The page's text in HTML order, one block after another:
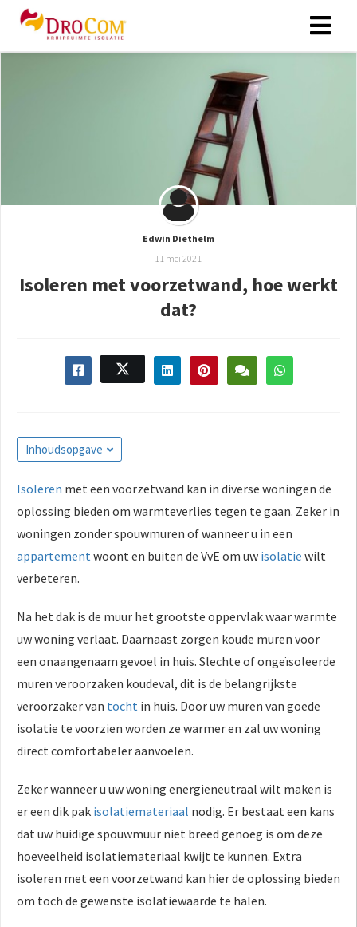
Edwin Diethelm
11 mei 2021
Isoleren met voorzetwand, hoe werkt
dat?
Inhoudsopgave
Isoleren met een voorzetwand kan in diverse woningen de
oplossing bieden om warmteverlies tegen te gaan. Zeker in
woningen zonder spouwmuren of wanneer u in een
appartementwoont en buiten de VvE om uw isolatie wilt
verbeteren.
Na het dak is de muur het grootste oppervlak waar warmte
uw woning verlaat. Daarnaast zorgen koude muren voor
een onaangenaam gevoel in huis. Slechte of ongeïsoleerde
muren veroorzaken koudeval, dit is de belangrijkste
veroorzaker van tocht in huis. Door uw muren van goede
isolatie te voorzien worden ze warmer en zal uw woning
direct comfortabeler aanvoelen.
Zeker wanneer u uw woning energieneutraal wilt maken is
er een dik pak isolatiemateriaal nodig. Er bestaat een kans
dat uw huidige spouwmuur niet breed genoeg is om deze
hoeveelheid isolatiemateriaal kwijt te kunnen. Extra
isoleren met een voorzetwand kan hier de oplossing bieden
om toch de gewenste isolatiewaarde te halen.